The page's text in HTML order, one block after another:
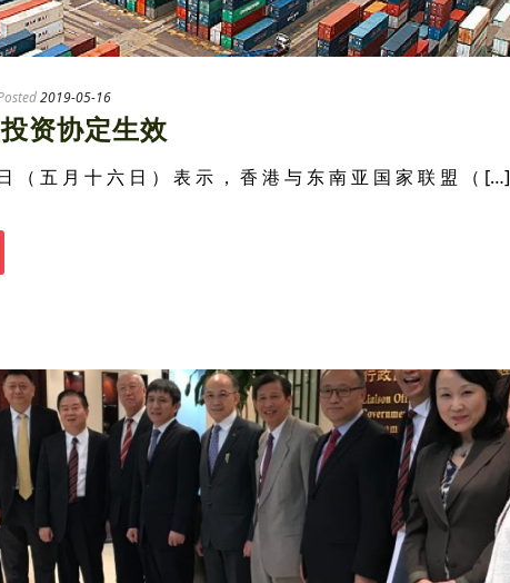
2019-05-16
资协定生效
（ 五 月 十 六 日 ） 表 示 ， 香 港 与 东 南 亚 国 家 联 盟 （ […]